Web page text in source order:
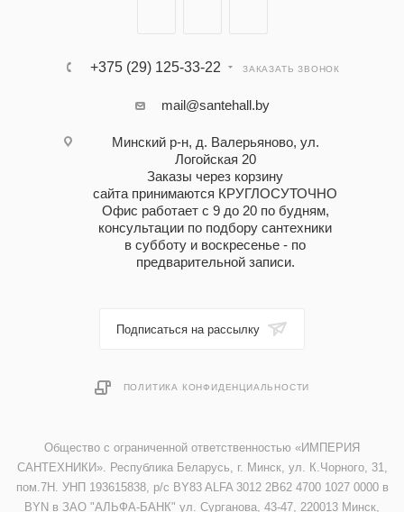
+375 (29) 125-33-22 ЗАКАЗАТЬ ЗВОНОК
mail@santehall.by
Минский р-н, д. Валерьяново, ул.
Логойская 20
Заказы через корзину
сайта принимаются КРУГЛОСУТОЧНО
Офис работает с 9 до 20 по будням,
консультации по подбору сантехники
в субботу и воскресенье - по
предварительной записи.
Подписаться на рассылку
ПОЛИТИКА КОНФИДЕНЦИАЛЬНОСТИ
Общество с ограниченной ответственностью «ИМПЕРИЯ
САНТЕХНИКИ». Республика Беларусь, г. Минск, ул. К.Чорного, 31,
пом.7Н. УНП 193615838, р/с BY83 ALFA 3012 2B62 4700 1027 0000 в
BYN в ЗАО "АЛЬФА-БАНК" ул. Сурганова, 43-47, 220013 Минск,